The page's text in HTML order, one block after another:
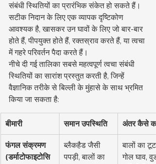
संबंधी स्थितियों का प्रारंभिक संकेत हो सकते हैं।
सटीक निदान के लिए एक व्यापक दृष्टिकोण
आवश्यक है, खासकर उन घावों के लिए जो बार-बार
होते हैं, पीपयुक्त होते हैं, रक्तस्राव करते हैं, या त्वचा
में गहरे परिवर्तन पैदा करते हैं।
नीचे दी गई तालिका सबसे महत्वपूर्ण त्वचा संबंधी
स्थितियों का सारांश प्रस्तुत करती है, जिन्हें
वैज्ञानिक तरीके से बिल्ली के मुंहासे के साथ भ्रमित
किया जा सकता है:
बीमारी समान उपस्थिति अंतर कैसे
फंगल संक्रमण
(डर्माटोफाइटोसि
ब्लैकहैड जैसी
पपड़ी, बालों का
बालों का
गोल घाव,